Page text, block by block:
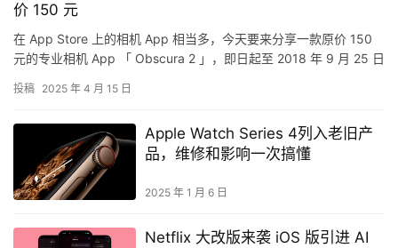
价 150 元
在 App Store 上的相机 App 相当多，今天要来分享一款原价 150
元的专业相机 App 「 Obscura 2 」，即日起至 2018 年 9 月 25 日
投稿 2025 年 4 月 15 日
Apple Watch Series 4列入老旧产
品，维修和影响一次搞懂
2025 年 1 月 6 日
Netflix 大改版来袭 iOS 版引进 AI